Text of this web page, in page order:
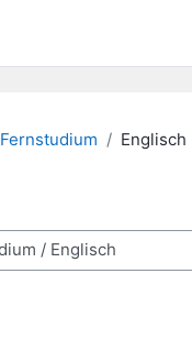
Fernstudium Englisch